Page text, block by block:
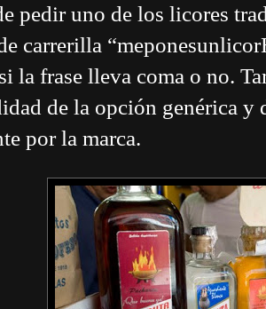
pedir uno de los licores
carrerilla
la frase lleva coma o no.
de la opción genérica y
por la marca.